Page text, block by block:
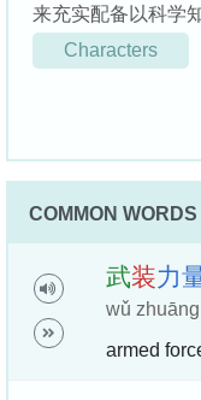
来充实配备以科学
Characters
COMMON WORDS
武装力
wǔ
armed